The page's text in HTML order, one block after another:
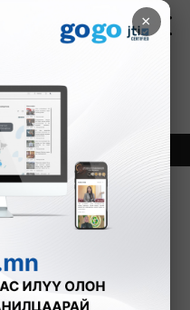
×
ээлжийн
ажил энэ